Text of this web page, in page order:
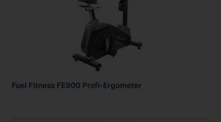
Fuel Fitness FE900 Profi-Ergometer